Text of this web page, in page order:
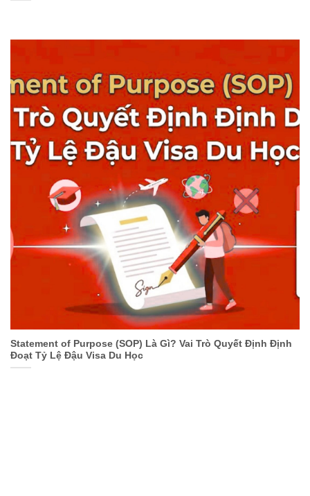
Statement of Purpose (SOP) Là Gì? Vai Trò Quyết Định Định
Đoạt Tỷ Lệ Đậu Visa Du Học